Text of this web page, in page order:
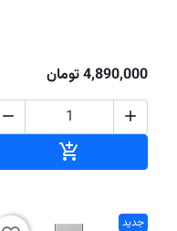
4,890,000 تومان



جدید